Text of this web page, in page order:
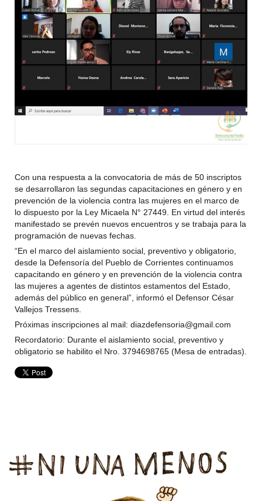
Con una respuesta a la convocatoria de más de 50 inscriptos
se desarrollaron las segundas capacitaciones en género y en
prevención de la violencia contra las mujeres en el marco de
lo dispuesto por la Ley Micaela N° 27449. En virtud del interés
manifestado se prevén nuevos encuentros y se trabaja para la
programación de nuevas fechas.
“En el marco del aislamiento social, preventivo y obligatorio,
desde la Defensoría del Pueblo de Corrientes continuamos
capacitando en género y en prevención de la violencia contra
las mujeres a agentes de distintos estamentos del Estado,
además del público en general”, informó el Defensor César
Vallejos Tressens.
Próximas inscripciones al mail: diazdefensoria@gmail.com
Recordatorio: Durante el aislamiento social, preventivo y
obligatorio se habilito el Nro. 3794698765 (Mesa de entradas).